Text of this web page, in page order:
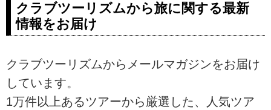
クラブツーリズムから旅に関する最新
情報をお届け
クラブツーリズムからメールマガジンをお届け
しています。
1万件以上あるツアーから厳選した、人気ツア